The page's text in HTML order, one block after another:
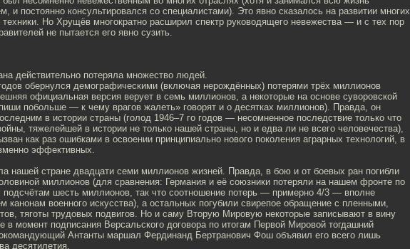
и постоянно консультировался со специалистами). Это явно сказалось на развитии многих
техники. Но Хрущёв многократно расширил спектр руководящего невежества — и с тех пор
не пытается его явно сузить.
действительно потеряла множество людей.
обернулся демографическими (включая нерождённых) потерями трёх миллионов
официальная версия верует в семь миллионов, а некоторые на основе суворовской
побольше — к чему врагов жалеть» говорят и о десятках миллионов). Правда, он
в истории страны (голод 1946–7 го годов — несомненное последствие только что
тяжелейшей в истории не только нашей страны, но и едва ли не всего человечества),
как раз ошибками в освоении принципиально нового поколения аграрных технологий, в
эффективных.
нашей стране двадцати семи миллионов жизней. Правда, в бою и от боевых ран погибли
миллионов (для сравнения: Германия и её союзники потеряли на нашем фронте по
шесть миллионов, так что соотношение потерь — примерно 4/3 — вполне
канонам военного искусства), а остальных погубили свирепое обращение с пленными,
тяготы трудовых подвигов. Но и саму Вторую Мировую некоторые записывают в вину
в момент подписания Версальского договора по итогам Первой Мировой тогдашний
Антанты маршал Фердинанд Бертранович Фош объявил его всего лишь
десятилетия.